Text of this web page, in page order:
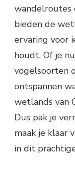
wandelroutes
bieden de
ervaring voor
houdt. Of je
vogelsoorten
ontspannen
wetlands van
Dus pak je
maak je klaar
in dit